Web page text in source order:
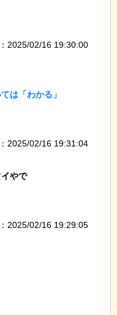
2025/02/16 19:30:00
は「わかる」
2025/02/16 19:31:04
やで
2025/02/16 19:29:05